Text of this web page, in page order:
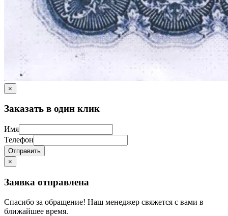
×
Заказать в один клик
Имя
Телефон
Отправить
×
Заявка отправлена
Спасибо за обращение! Наш менеджер свяжется с вами в
ближайшее время.